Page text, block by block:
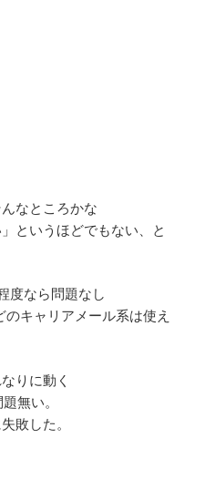
なところかな
というほどでもない、と
度なら問題なし
キャリアメール系は使え
りに動く
無い。
敗した。